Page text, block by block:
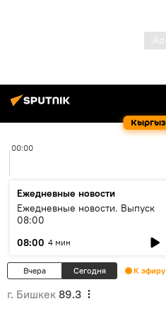
00:00
Ежедневные новости
Ежедневные новости. Выпуск
08:00
08:00 4 мин
Вчера Сегодня К эфиру
г. Бишкек 89.3